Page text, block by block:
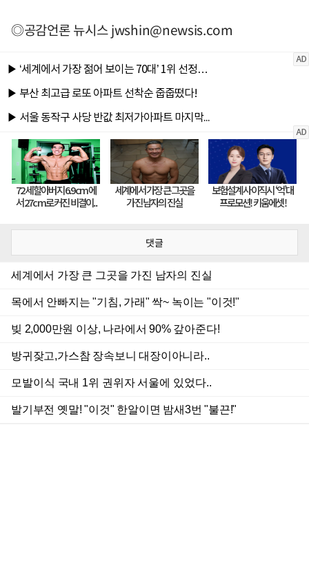
◎공감언론 뉴시스jwshin@newsis.com
댓글